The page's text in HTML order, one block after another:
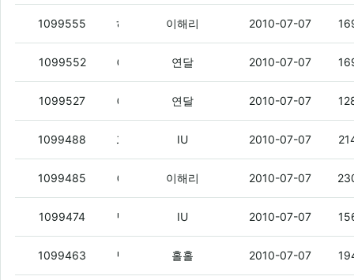
1099555 이해리 2010-07-07
1099552 연달 2010-07-07
1099527 연달 2010-07-07
1099488 (3)
IU 2010-07-07
1099485 이해리 2010-07-07
1099474 (2)
IU 2010-07-07
1099463 (2)
홀홀 2010-07-07